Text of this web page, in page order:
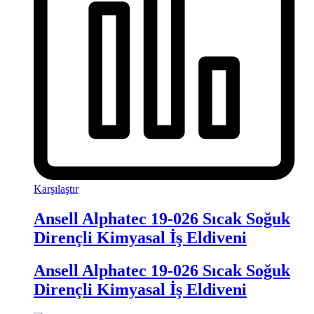
Karşılaştır
Ansell Alphatec 19-026 Sıcak Soğuk
Dirençli Kimyasal İş Eldiveni
Ansell Alphatec 19-026 Sıcak Soğuk
Dirençli Kimyasal İş Eldiveni